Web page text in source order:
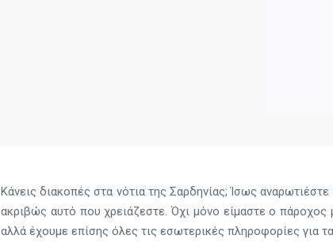
Κάνεις διακοπές στα νότια της Σαρδηνίας; Ίσως
ακριβώς αυτό που χρειάζεστε. Όχι μόνο είμαστε ο
αλλά έχουμε επίσης όλες τις εσωτερικές πληροφορίες για